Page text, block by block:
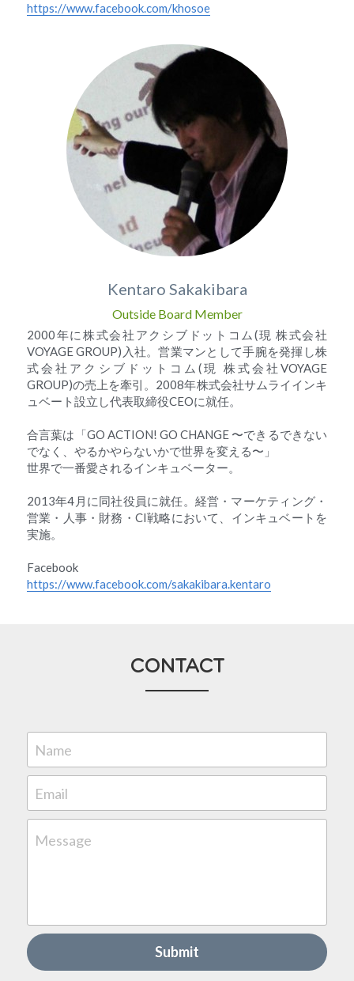
https://www.facebook.com/khosoe
Kentaro Sakakibara
Outside Board Member
2000年に株式会社アクシブドットコム(現 株式会社
VOYAGE GROUP)入社。営業マンとして手腕を発揮し株
式会社アクシブドットコム(現 株式会社VOYAGE
GROUP)の売上を牽引。2008年株式会社サムライインキ
ュベート設立し代表取締役CEOに就任。
合言葉は「GO ACTION! GO CHANGE 〜できるできない
でなく、やるかやらないかで世界を変える〜」
世界で一番愛されるインキュベーター。
2013年4月に同社役員に就任。経営・マーケティング・
営業・人事・財務・CI戦略において、インキュベートを
実施。
Facebook
https://www.facebook.com/sakakibara.kentaro
CONTACT
Name
Email
Message
Submit